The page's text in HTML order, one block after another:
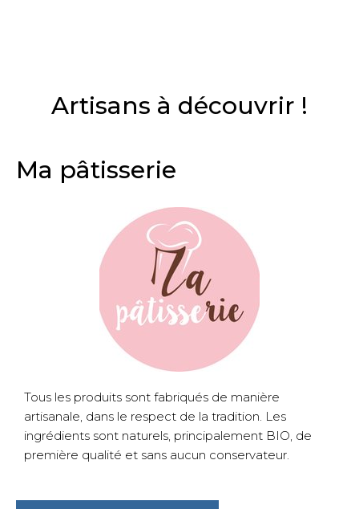
Artisans à découvrir !
Ma pâtisserie
Tous les produits sont fabriqués de manière
artisanale, dans le respect de la tradition. Les
ingrédients sont naturels, principalement BIO, de
première qualité et sans aucun conservateur.